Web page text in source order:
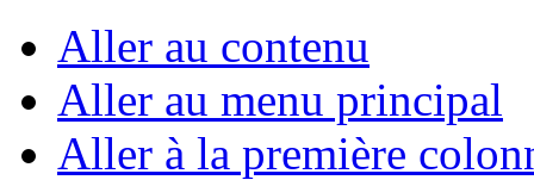
Aller au contenu
Aller au menu principal
Aller à la première